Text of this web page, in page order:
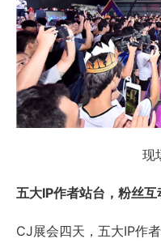
现
五大IP作者站台，粉丝
CJ展会四天，五大IP作